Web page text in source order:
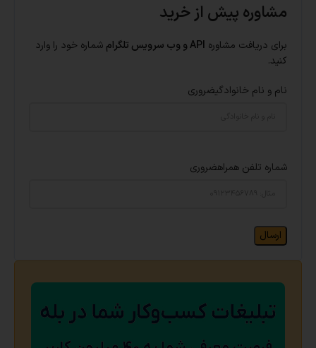
مشاوره پیش از خرید
برای دریافت مشاوره API و وب سرویس تلگرام
شماره خود را وارد
کنید.
نام و نام خانوادگیضروری
شماره تلفن همراهضروری